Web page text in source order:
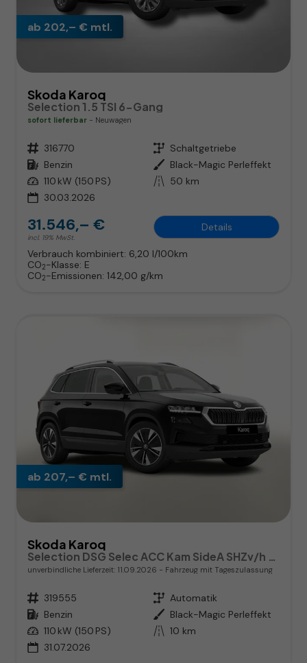
ab 202,– € mtl.
Skoda Karoq
Selection 1.5 TSI 6-Gang
sofort lieferbar Neuwagen
Fahrzeugnr. 316770 Getriebe Schaltgetriebe
Kraftstoff Benzin Außenfarbe Black-Magic Perleffekt
Leistung 110 kW (150 PS) Kilometerstand 50 km
30.03.2026
31.546,– €
incl. 19% MwSt.
Details
Verbrauch kombiniert: 6,20 l/100km
CO2-Klasse: E
CO2-Emissionen: 142,00 g/km
ab 207,– € mtl.
Skoda Karoq
unverbindliche Lieferzeit: 11.09.2026 Fahrzeug mit Tageszulassung
Fahrzeugnr. 319555 Getriebe Automatik
Kraftstoff Benzin Außenfarbe Black-Magic Perleffekt
Leistung 110 kW (150 PS) Kilometerstand 10 km
31.07.2026